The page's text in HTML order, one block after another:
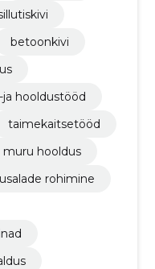
betoonkivi
hooldustööd
taimekaitsetööd
muru hooldus
rohimine